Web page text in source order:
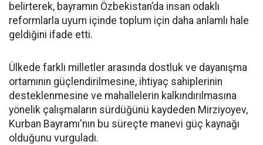
belirterek, bayramın Özbekistan’da insan odaklı
reformlarla uyum içinde toplum için daha anlamlı hale
geldiğini ifade etti.
Ülkede farklı milletler arasında dostluk ve dayanışma
ortamının güçlendirilmesine, ihtiyaç sahiplerinin
desteklenmesine ve mahallelerin kalkındırılmasına
yönelik çalışmaların sürdüğünü kaydeden Mirziyoyev,
Kurban Bayramı'nın bu süreçte manevi güç kaynağı
olduğunu vurguladı.